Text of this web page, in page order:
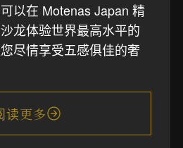
以在 Motenas Japan 精
龙体验世界最高水平的
尽情享受五感俱佳的奢
读更多